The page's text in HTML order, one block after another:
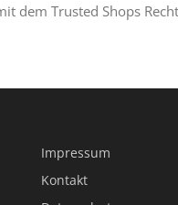
dem Trusted Shops
Impressum
Kontakt